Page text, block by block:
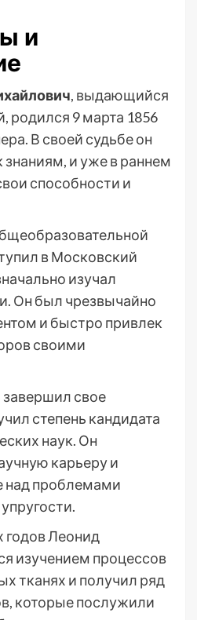
и
, выдающийся
родился 9 марта 1856
В своей судьбе он
знаниям, и уже в раннем
способности и
в Московский
изучал
Он был чрезвычайно
и быстро привлек
своими
завершил свое
степень кандидата
наук. Он
карьеру и
над проблемами
годов Леонид
изучением процессов
тканях и получил ряд
которые послужили